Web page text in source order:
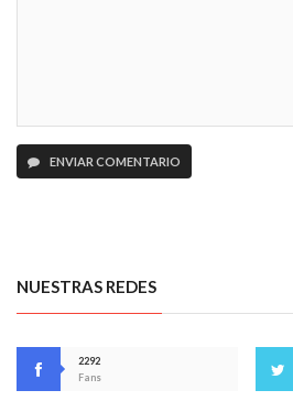
ENVIAR COMENTARIO
NUESTRAS REDES
2292
Fans